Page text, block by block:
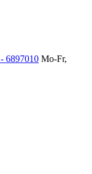
6897010 Mo-Fr,